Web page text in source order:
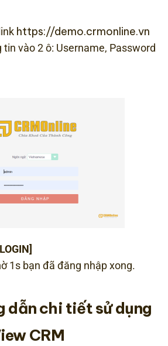
https://demo.crmonline.vn
vào 2 ô: Username, Password
1s bạn đã đăng nhập xong.
dẫn chi tiết sử dụng
CRM